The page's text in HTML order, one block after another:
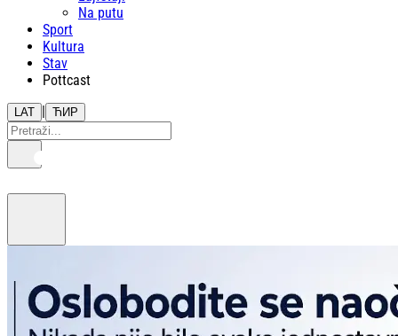
Na putu
Sport
Kultura
Stav
Pottcast
LAT | ЋИР